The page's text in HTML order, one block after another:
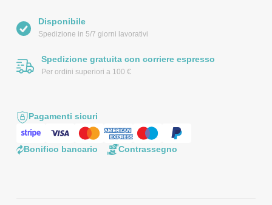
Disponibile
Spedizione in 5/7 giorni lavorativi
Spedizione gratuita con corriere espresso
Per ordini superiori a 100 €
Pagamenti sicuri
Bonifico bancario Contrassegno